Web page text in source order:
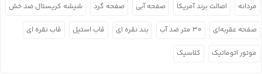
مردانه اصالت برند آمریکا صفحه آبی صفحه گرد شیشه کریستال ضد خش
صفحه عقربه‌ای ۳۰ متر ضد آب بند نقره ای قاب استیل قاب نقره ای
موتور اتوماتیک کلاسیک